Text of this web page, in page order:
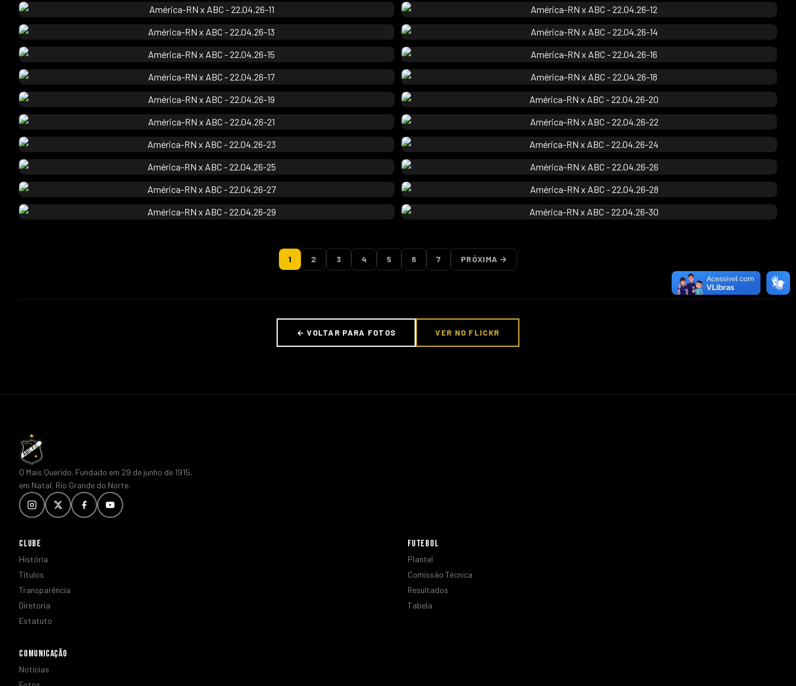
1 2 3 4 5 6 7 PRÓXIMA →
← VOLTAR PARA FOTOS VER NO FLICKR
O Mais Querido. Fundado em 29 de junho de 1915,
em Natal, Rio Grande do Norte.
CLUBE
História
Títulos
Transparência
Diretoria
Estatuto
FUTEBOL
Plantel
Comissão Técnica
Resultados
Tabela
COMUNICAÇÃO
Notícias